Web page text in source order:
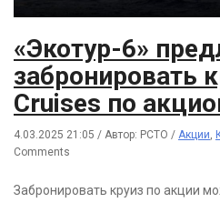
«Экотур-6»
забронировать
Cruises по
4.03.2025 21:05 / Автор: РСТО / Акции,
Comments
Забронировать круиз по акции